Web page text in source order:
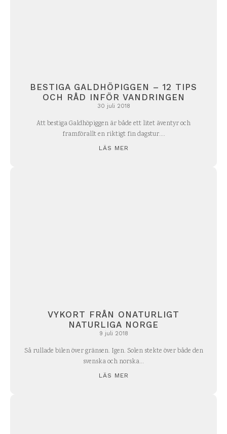
BESTIGA GALDHÖPIGGEN – 12 TIPS
OCH RÅD INFÖR VANDRINGEN
30 juli 2018
Att bestiga Galdhöpiggen är både ett litet äventyr och
framförallt en riktigt fin dagstur....
LÄS MER
VYKORT FRÅN ONATURLIGT
NATURLIGA NORGE
9 juli 2018
Så rullade bilen över gränsen. Igen. Solen stekte över både den
svenska och norska...
LÄS MER